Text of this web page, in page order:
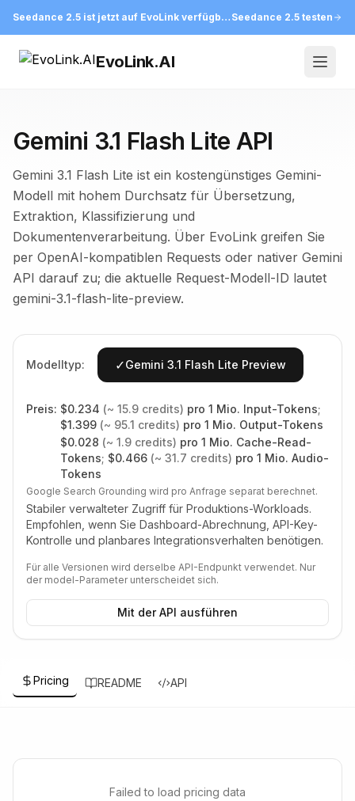
Seedance 2.5 ist jetzt auf EvoLink verfügbar Seedance 2.5 testen
EvoLink.AI
Gemini 3.1 Flash Lite API
Gemini 3.1 Flash Lite ist ein kostengünstiges Gemini-
Modell mit hohem Durchsatz für Übersetzung,
Extraktion, Klassifizierung und
Dokumentenverarbeitung. Über EvoLink greifen Sie
per OpenAI-kompatiblen Requests oder nativer Gemini
API darauf zu; die aktuelle Request-Modell-ID lautet
gemini-3.1-flash-lite-preview.
Modelltyp: ✓Gemini 3.1 Flash Lite Preview
Preis: $0.234 (~ 15.9 credits) pro 1 Mio. Input-Tokens;
$1.399 (~ 95.1 credits) pro 1 Mio. Output-Tokens
$0.028 (~ 1.9 credits) pro 1 Mio. Cache-Read-
Tokens; $0.466 (~ 31.7 credits) pro 1 Mio. Audio-
Tokens
Google Search Grounding wird pro Anfrage separat berechnet.
Stabiler verwalteter Zugriff für Produktions-Workloads.
Empfohlen, wenn Sie Dashboard-Abrechnung, API-Key-
Kontrolle und planbares Integrationsverhalten benötigen.
Für alle Versionen wird derselbe API-Endpunkt verwendet. Nur
der model-Parameter unterscheidet sich.
Mit der API ausführen
Pricing README API
Failed to load pricing data